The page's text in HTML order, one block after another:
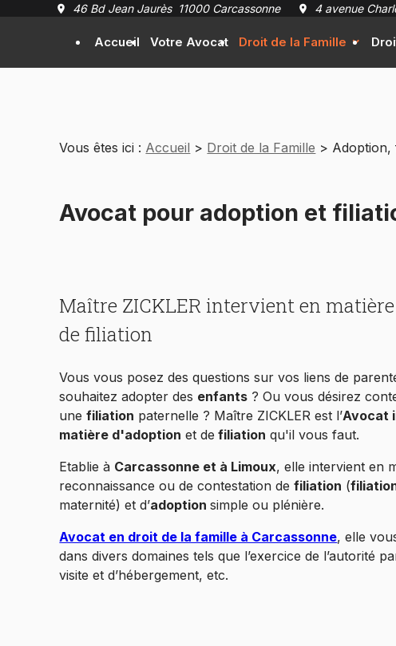
46 Bd Jean Jaurès 11000 Carcassonne 4 avenue
Accueil Votre Avocat Droit de la Famille
Vous êtes ici : Accueil > Droit de la Famille > Adoption,
Avocat pour adoption et
Maître ZICKLER intervient en matière
de filiation
Vous vous posez des questions sur vos liens de
souhaitez adopter des enfants ? Ou vous désirez
une filiation paternelle ? Maître ZICKLER est l’Avocat
matière d'adoption et de filiation qu'il vous faut.
Etablie à Carcassonne et à Limoux, elle intervient en
reconnaissance ou de contestation de filiation (
maternité) et d’adoption simple ou plénière.
Avocat en droit de la famille à Carcassonne, elle
dans divers domaines tels que l’exercice de l’autorité
visite et d’hébergement, etc.
Panneau de gestion des cookies